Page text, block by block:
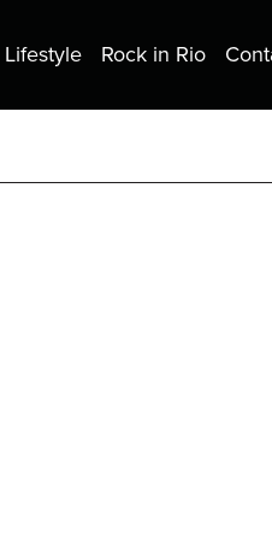
Lifestyle Rock in Rio